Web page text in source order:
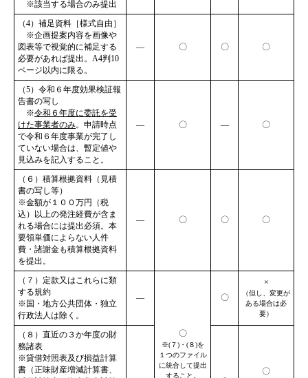
※該当する場合のみ提出
（4）補足資料［様式自由］
※企画提案内容を画像や
図表等で視覚的に補足する
必要があれば提出。A4判10
ページ以内に限る。
― 〇 〇 〇
（5）令和６年度効果検証報
告書の写し
※令和６年度に委託を受
けた事業者のみ。申請時点
で令和６年度事業が完了し
ていない場合は、暫定値や
見込みを記入すること。
― 〇 ― 〇
（６）積算根拠資料（見積
書の写し等）
※金額が１００万円（税
込）以上の発注経費が含ま
れる場合には提出必須。本
要領単価によらない人件
費・諸謝金も積算根拠資料
を提出。
― 〇 〇 〇
（７）定款又はこれらに類
する規約
※国・地方公共団体・独立
行政法人は除く。
―
〇
※(７)・(８)を
１つのファイル
に統合して提出
すること。
〇
×
（但し、変更が
ある場合は必
要）
（８）直近の３か年度の財
務諸表
※貸借対照表及び損益計算
書（正味財産増減計算書、
〇